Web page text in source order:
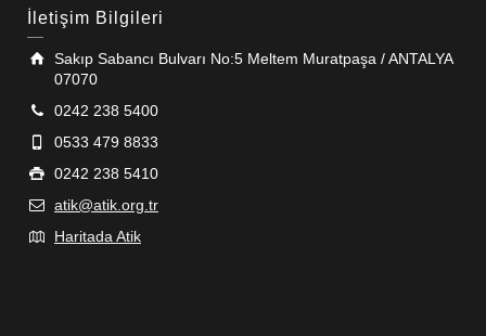
İletişim Bilgileri
Sakıp Sabancı Bulvarı No:5 Meltem Muratpaşa / ANTALYA
07070
0242 238 5400
0533 479 8833
0242 238 5410
atik@atik.org.tr
Haritada Atik